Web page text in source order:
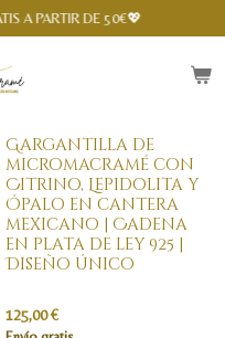
A PARTIR DE 50€💖
Gargantilla de
micromacramé con
Citrino, Lepidolita y
Ópalo en cantera
mexicano | Cadena
en plata de ley 925 |
Diseño único
125,00 €
Spanish